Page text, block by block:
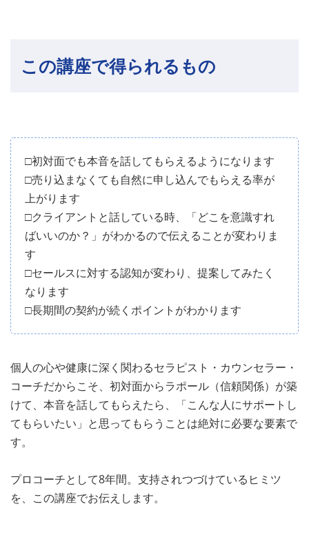
この講座で得られるもの
□初対面でも本音を話してもらえるようになります
□売り込まなくても自然に申し込んでもらえる率が
上がります
□クライアントと話している時、「どこを意識すれ
ばいいのか？」がわかるので伝えることが変わりま
す
□セールスに対する認知が変わり、提案してみたく
なります
□長期間の契約が続くポイントがわかります
個人の心や健康に深く関わるセラピスト・カウンセラー・
コーチだからこそ、初対面からラポール（信頼関係）が築
けて、本音を話してもらえたら、「こんな人にサポートし
てもらいたい」と思ってもらうことは絶対に必要な要素で
す。
プロコーチとして8年間。支持されつづけているヒミツ
を、この講座でお伝えします。